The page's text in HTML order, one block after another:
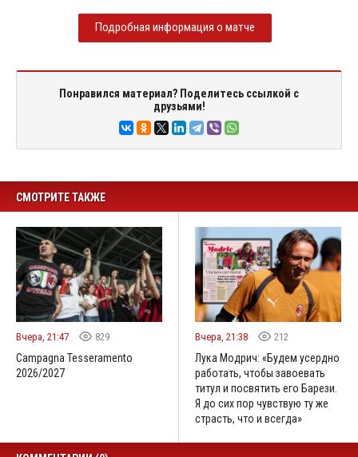
Подробная информация о матче
Понравился материал? Поделитесь ссылкой с
друзьями!
СМОТРИТЕ ТАКЖЕ
Вчера, 21:47 829
Campagna Tesseramento
2026/2027
Вчера, 21:38 212
Лука Модрич: «Будем усердно
работать, чтобы завоевать
титул и посвятить его Барези.
Я до сих пор чувствую ту же
страсть, что и всегда»